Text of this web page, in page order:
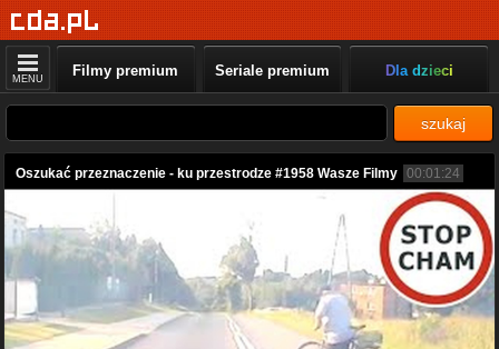
MENU Filmy premium Seriale premium Dla dzieci
szukaj
Oszukać przeznaczenie - ku przestrodze #1958 Wasze Filmy 00:01:24